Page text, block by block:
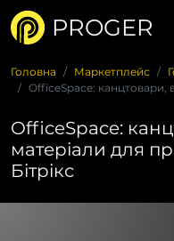
PROGER
Головна Маркетплейс
OfficeSpace: канцтовари,
OfficeSpace:
матеріали для
Бітрікс